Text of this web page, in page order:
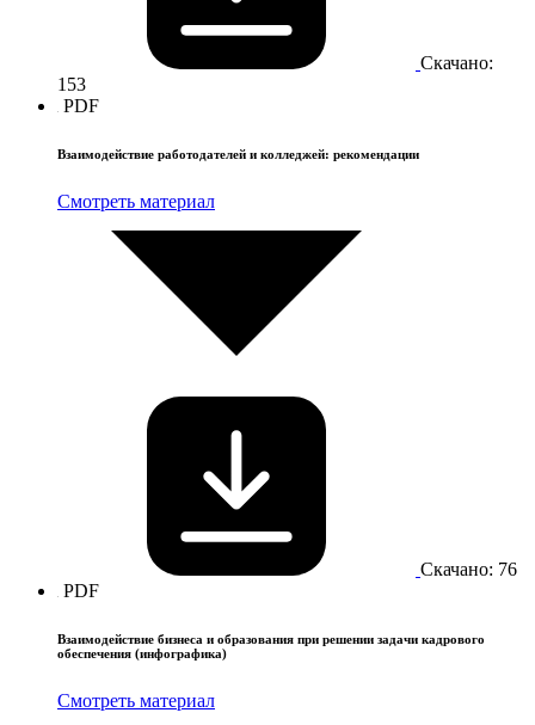
Скачано:
153
PDF
Взаимодействие работодателей и колледжей: рекомендации
Смотреть материал
Скачано: 76
PDF
Взаимодействие бизнеса и образования при решении задачи кадрового
обеспечения (инфографика)
Смотреть материал